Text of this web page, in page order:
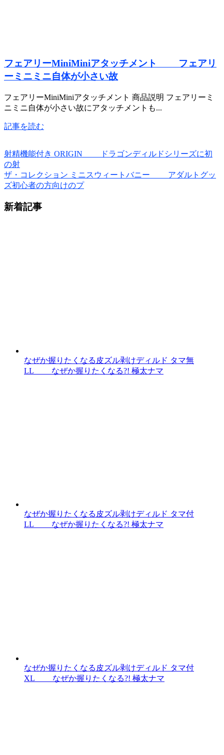
フェアリーMiniMiniアタッチメント フェアリ
ーミニミニ自体が小さい故
フェアリーMiniMiniアタッチメント 商品説明 フェアリーミ
ニミニ自体が小さい故にアタッチメントも...
記事を読む
射精機能付き ORIGIN ドラゴンディルドシリーズに初
の射
ザ・コレクション ミニスウィートバニー アダルトグッ
ズ初心者の方向けのプ
新着記事
なぜか握りたくなる皮ズル剥けディルド タマ無
LL なぜか握りたくなる?! 極太ナマ
なぜか握りたくなる皮ズル剥けディルド タマ付
LL なぜか握りたくなる?! 極太ナマ
なぜか握りたくなる皮ズル剥けディルド タマ付
XL なぜか握りたくなる?! 極太ナマ